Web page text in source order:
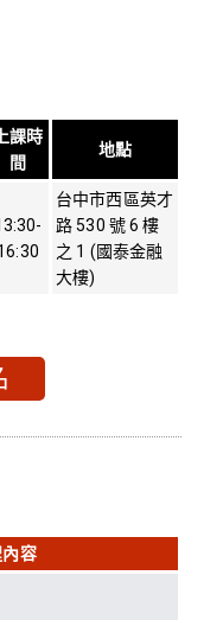
上課時
間
地點
台中市西區英才
路 530 號 6 樓
之 1 (國泰金融
大樓)
容